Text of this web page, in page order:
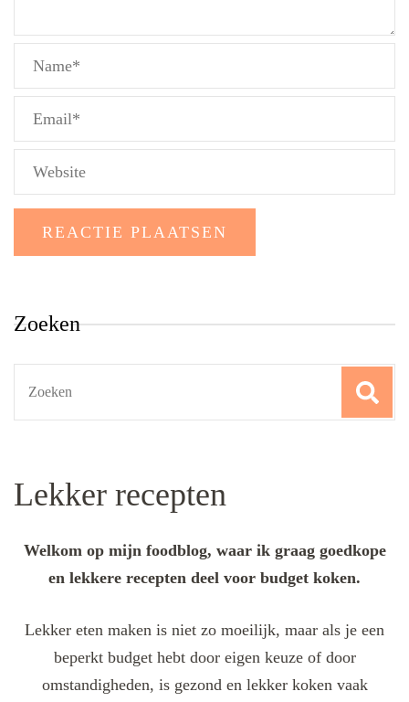
Zoeken
Lekker recepten
Welkom op mijn foodblog, waar ik graag goedkope
en lekkere recepten deel voor budget koken.
Lekker eten maken is niet zo moeilijk, maar als je een
beperkt budget hebt door eigen keuze of door
omstandigheden, is gezond en lekker koken vaak